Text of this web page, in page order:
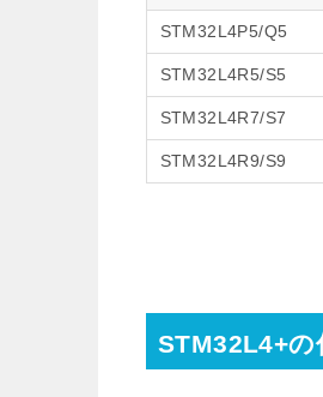
STM32L4P5/Q5
STM32L4R5/S5
STM32L4R7/S7
STM32L4R9/S9
STM32L4+の